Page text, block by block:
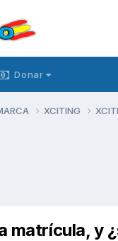
Donar
XCITING
matrícula, y